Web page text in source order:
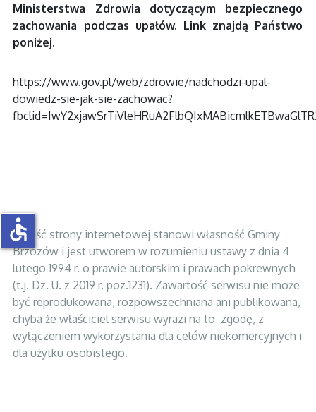
Ministerstwa Zdrowia dotyczącym bezpiecznego
zachowania podczas upałów. Link znajdą Państwo
poniżej.
https://www.gov.pl/web/zdrowie/nadchodzi-upal-
dowiedz-sie-jak-sie-zachowac?
Całość strony internetowej stanowi własność Gminy
Brzozów i jest utworem w rozumieniu ustawy z dnia 4
lutego 1994 r. o prawie autorskim i prawach pokrewnych
(t.j. Dz. U. z 2019 r. poz.1231). Zawartość serwisu nie może
być reprodukowana, rozpowszechniana ani publikowana,
chyba że właściciel serwisu wyrazi na to zgodę, z
wyłączeniem wykorzystania dla celów niekomercyjnych i
dla użytku osobistego.
accessible